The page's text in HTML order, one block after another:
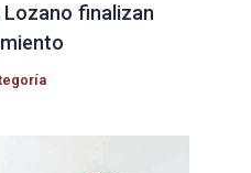
finalizan